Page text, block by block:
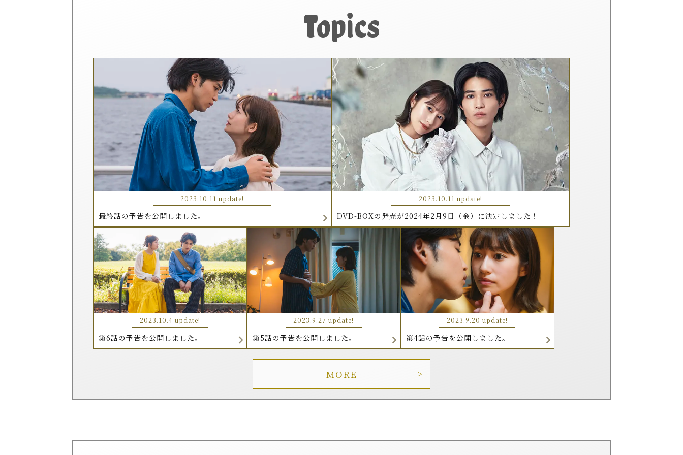
Topics
2023.10.11 update!
最終話の予告を公開しました。
2023.10.11 update!
DVD-BOXの発売が2024年2月9日（金）に決定しました！
2023.10.4 update!
第6話の予告を公開しました。
2023.9.27 update!
第5話の予告を公開しました。
2023.9.20 update!
第4話の予告を公開しました。
MORE